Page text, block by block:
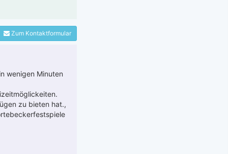
Zum Kontaktformular
wenigen Minuten
zu bieten hat.,